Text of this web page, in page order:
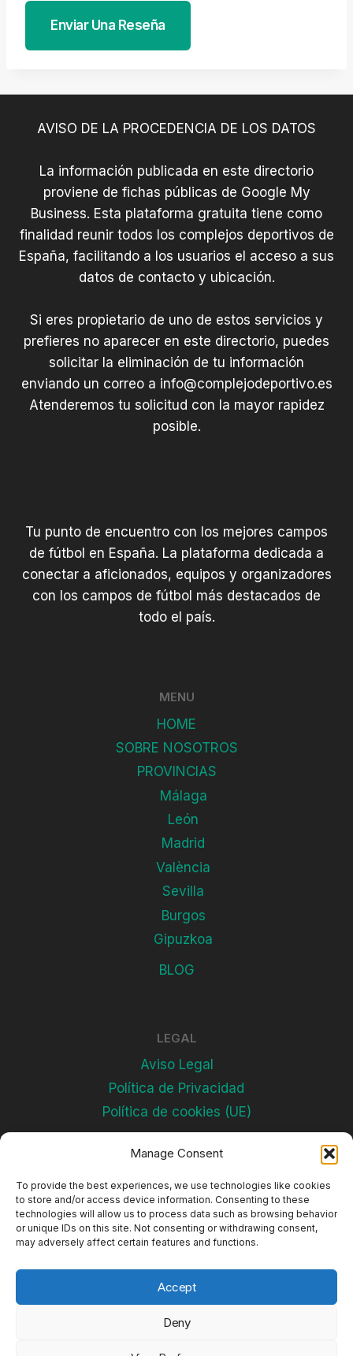
Manage Consent
To provide the best experiences, we use technologies like cookies
to store and/or access device information. Consenting to these
technologies will allow us to process data such as browsing behavior
or unique IDs on this site. Not consenting or withdrawing consent,
may adversely affect certain features and functions.
Accept
Deny
Enviar Una Reseña
AVISO DE LA PROCEDENCIA DE LOS DATOS
La información publicada en este directorio
proviene de fichas públicas de Google My
Business. Esta plataforma gratuita tiene como
finalidad reunir todos los complejos deportivos de
España, facilitando a los usuarios el acceso a sus
datos de contacto y ubicación.
Si eres propietario de uno de estos servicios y
prefieres no aparecer en este directorio, puedes
solicitar la eliminación de tu información
enviando un correo a info@complejodeportivo.es
Atenderemos tu solicitud con la mayor rapidez
posible.
Tu punto de encuentro con los mejores campos
de fútbol en España. La plataforma dedicada a
conectar a aficionados, equipos y organizadores
con los campos de fútbol más destacados de
todo el país.
MENU
HOME
SOBRE NOSOTROS
PROVINCIAS
Málaga
León
Madrid
València
Sevilla
Burgos
Gipuzkoa
BLOG
LEGAL
Aviso Legal
Política de Privacidad
Política de cookies (UE)
Subscríbete
© 2026 Complejos Deportivos